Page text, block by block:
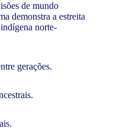
de mundo
demonstra a estreita
norte-
gerações.